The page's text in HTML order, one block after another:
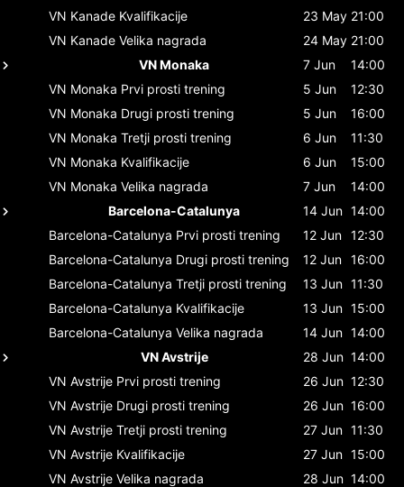
VN Kanade Kvalifikacije 23 May 21:00
VN Kanade Velika nagrada 24 May 21:00
VN Monaka
7 Jun
14:00
VN Monaka Prvi prosti trening 5 Jun
12:30
VN Monaka Drugi prosti trening 5 Jun
16:00
VN Monaka Tretji prosti trening 6 Jun
11:30
VN Monaka Kvalifikacije 6 Jun
15:00
VN Monaka Velika nagrada 7 Jun
14:00
Barcelona-Catalunya
14 Jun 14:00
Barcelona-Catalunya Prvi prosti trening 12 Jun 12:30
Barcelona-Catalunya Drugi prosti trening 12 Jun 16:00
Barcelona-Catalunya Tretji prosti trening 13 Jun 11:30
Barcelona-Catalunya Kvalifikacije 13 Jun 15:00
Barcelona-Catalunya Velika nagrada 14 Jun 14:00
VN Avstrije
28 Jun 14:00
VN Avstrije Prvi prosti trening 26 Jun 12:30
VN Avstrije Drugi prosti trening 26 Jun 16:00
VN Avstrije Tretji prosti trening 27 Jun 11:30
VN Avstrije Kvalifikacije 27 Jun 15:00
VN Avstrije Velika nagrada 28 Jun 14:00